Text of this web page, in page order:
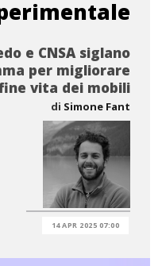
e CNSA siglano
per migliorare
vita dei mobili
di Simone Fant
14 APR 2025 07:00